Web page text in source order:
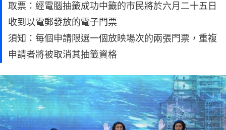
取票：經電腦抽籤成功中籤的市民將於六月二十五日
收到以電郵發放的電子門票
須知：每個申請限選一個放映場次的兩張門票，重複
申請者將被取消其抽籤資格